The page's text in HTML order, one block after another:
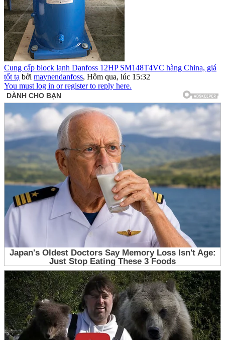
Cung cấp block lạnh Danfoss 12HP SM148T4VC hàng China, giá
tốt tạ bởi maynendanfoss, Hôm qua, lúc 15:32
You must log in or register to reply here.